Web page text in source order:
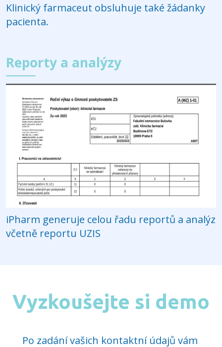
Klinický farmaceut obsluhuje také žádanky
pacienta.
Reporty a analýzy
iPharm generuje celou řadu reportů a analýz
včetně reportu UZIS
Vyzkoušejte si demo
Po zadání vašich kontaktní údajů vám